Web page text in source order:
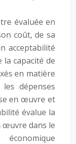
évaluée en
coût, de sa
acceptabilité
capacité de
en matière
dépenses
en œuvre et
évalue la
œuvre dans le